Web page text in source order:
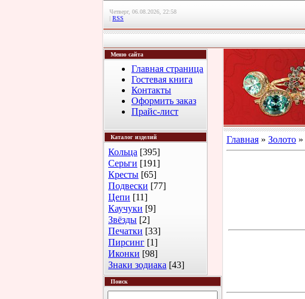
Четверг, 06.08.2026, 22:58
| RSS
Меню сайта
Главная страница
Гостевая книга
Контакты
Оформить заказ
Прайс-лист
Каталог изделий
Кольца [395]
Серьги [191]
Кресты [65]
Подвески [77]
Цепи [11]
Каучуки [9]
Звёзды [2]
Печатки [33]
Пирсинг [1]
Иконки [98]
Знаки зодиака [43]
Поиск
Главная » Золото »